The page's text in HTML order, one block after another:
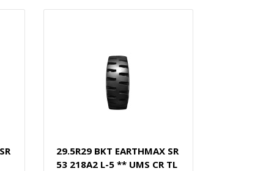
29.5R29 BKT EARTHMAX SR
53 218A2 L-5 ** UMS CR TL